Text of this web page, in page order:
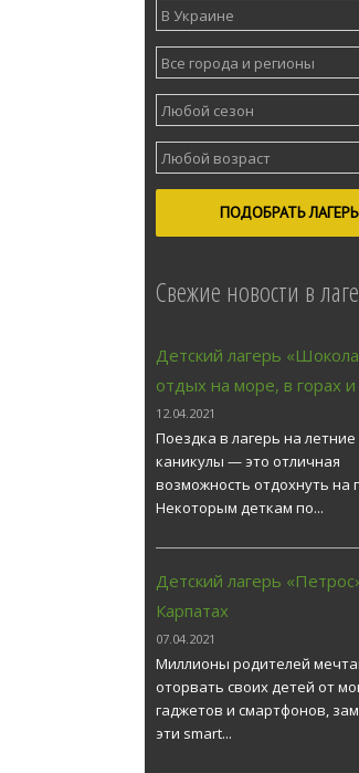
ПОДОБРАТЬ ЛАГЕРЬ
Свежие новости в
Детский лагерь
отдых на море, в горах и
12.04.2021
Поездка в лагерь на летние
каникулы — это отличная
возможность отдохнуть на
Некоторым деткам по...
Детский лагерь
Карпатах
07.04.2021
Миллионы родителей
оторвать своих детей от
гаджетов и смартфонов,
эти smart...